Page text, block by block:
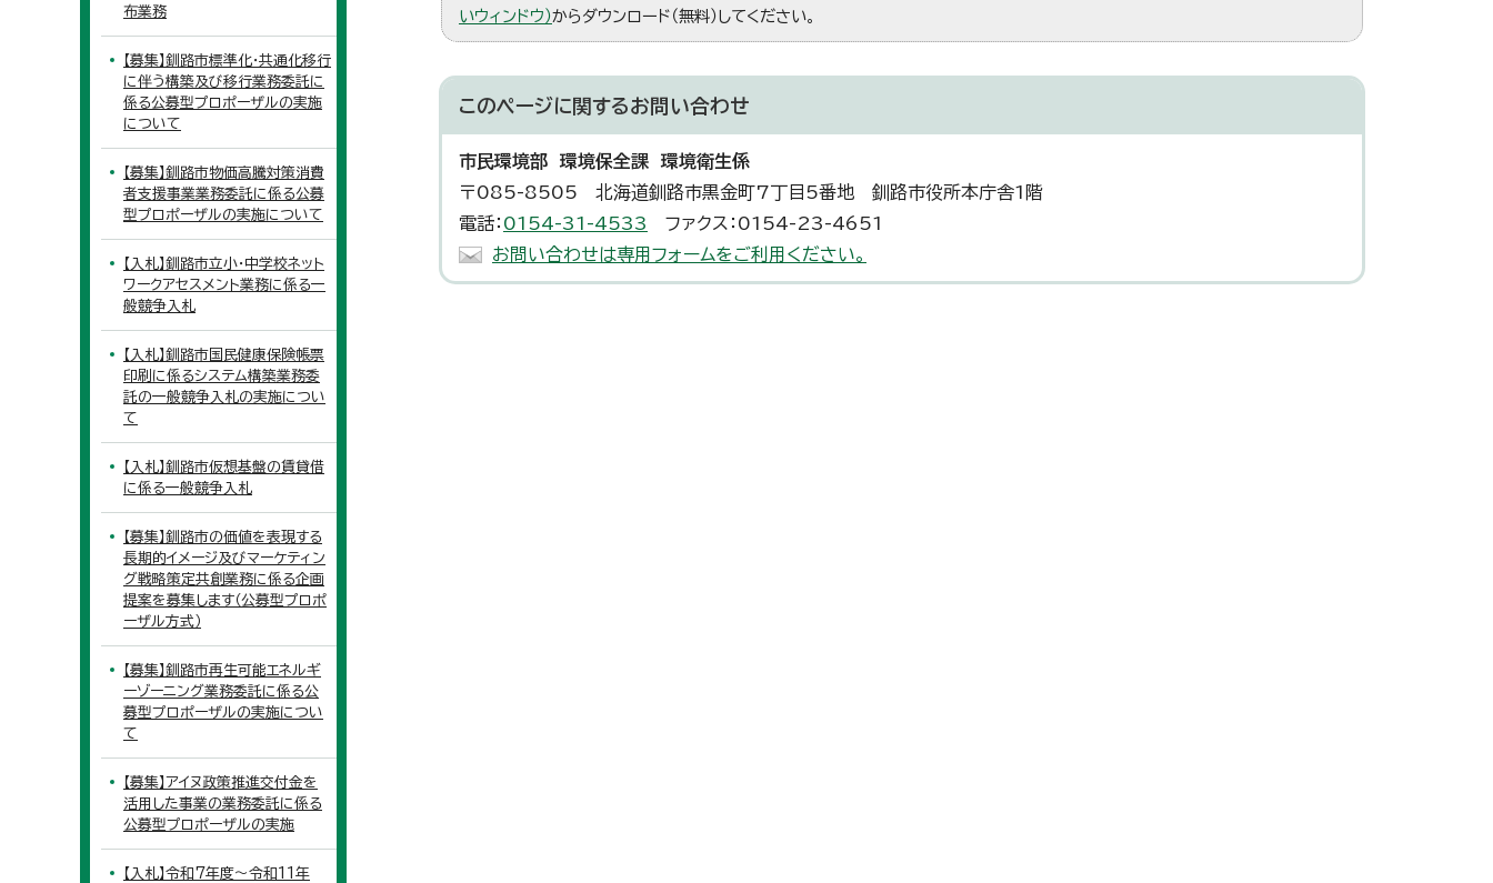
いウィンドウ）からダウンロード（無料）してください。
このページに関するお問い合わせ
市民環境部 環境保全課 環境衛生係
〒085-8505 北海道釧路市黒金町7丁目5番地 釧路市役所本庁舎1階
電話： 0154-31-4533
ファクス：0154-23-4651
お問い合わせは専用フォームをご利用ください。
布業務
【募集】釧路市標準化・共通化移行
に伴う構築及び移行業務委託に
係る公募型プロポーザルの実施
について
【募集】釧路市物価高騰対策消費
者支援事業業務委託に係る公募
型プロポーザルの実施について
【入札】釧路市立小・中学校ネット
ワークアセスメント業務に係る一
般競争入札
【入札】釧路市国民健康保険帳票
印刷に係るシステム構築業務委
託の一般競争入札の実施につい
て
【入札】釧路市仮想基盤の賃貸借
に係る一般競争入札
【募集】釧路市の価値を表現する
長期的イメージ及びマーケティン
グ戦略策定共創業務に係る企画
提案を募集します（公募型プロポ
ーザル方式）
【募集】釧路市再生可能エネルギ
ーゾーニング業務委託に係る公
募型プロポーザルの実施につい
て
【募集】アイヌ政策推進交付金を
活用した事業の業務委託に係る
公募型プロポーザルの実施
【入札】令和7年度～令和11年